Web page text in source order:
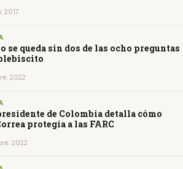
2017
se queda sin dos de las ocho preguntas
2022
de Colombia detalla cómo
protegía a las FARC
2022